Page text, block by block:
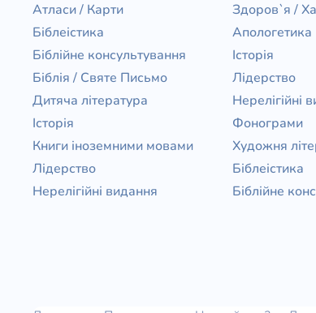
Атласи / Карти
Біблеістика
Біблійне консультування
Біблія / Святе Письмо
Дитяча література
Історія
Книги іноземними мовами
Лідерство
Нерелігійні видання
Здоров`я /
Апологетика
Історія
Лідерство
Нерелігійні
Фонограми
Художня
Біблеістика
Біблійне